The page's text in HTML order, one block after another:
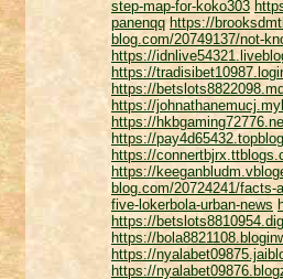
step-map-for-koko303
panenqq https://
blog.com/20749137/not-
https://
https://
https://
https://
https://
https://
https://
https://
blog.com/20724241/facts-
five-lokerbola-urban-news
https://
https://
https://
https://